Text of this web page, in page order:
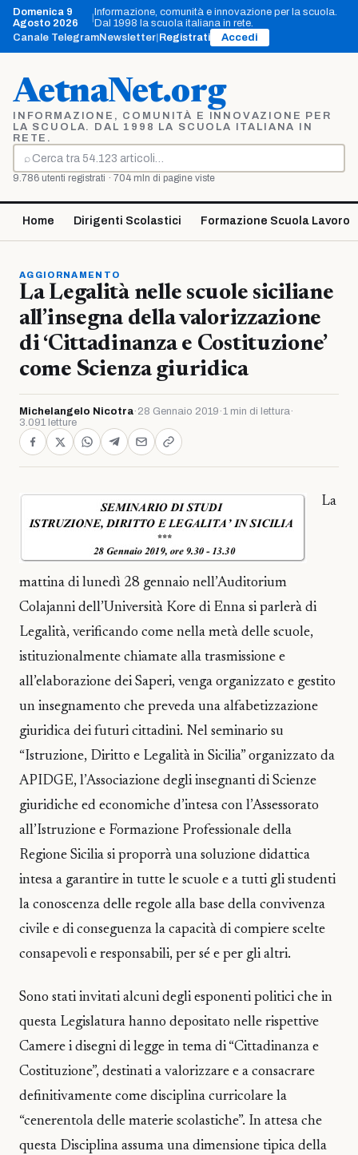
Vai
contenuto
Domenica 9
Agosto 2026
|Informazione, comunità e innovazione per la scuola.
Dal 1998 la scuola italiana in rete.
Canale TelegramNewsletter Registrati Accedi
AetnaNet.org
INFORMAZIONE, COMUNITÀ E INNOVAZIONE PER
LA SCUOLA. DAL 1998 LA SCUOLA ITALIANA IN
RETE.
⌕
Cerca
9.786 utenti registrati · 704 mln di pagine viste
Home Dirigenti Scolastici Formazione Scuola Lavoro
AGGIORNAMENTO
La Legalità nelle scuole siciliane
all’insegna della valorizzazione
di ‘Cittadinanza e Costituzione’
come Scienza giuridica
Michelangelo Nicotra· 28 Gennaio 2019 ·1 min di lettura·
3.091 letture
La
mattina di lunedì 28 gennaio nell’Auditorium
Colajanni dell’Università Kore di Enna si parlerà di
Legalità, verificando come nella metà delle scuole,
istituzionalmente chiamate alla trasmissione e
all’elaborazione dei Saperi, venga organizzato e gestito
un insegnamento che preveda una alfabetizzazione
giuridica dei futuri cittadini. Nel seminario su
“Istruzione, Diritto e Legalità in Sicilia” organizzato da
APIDGE, l’Associazione degli insegnanti di Scienze
giuridiche ed economiche d’intesa con l’Assessorato
all’Istruzione e Formazione Professionale della
Regione Sicilia si proporrà una soluzione didattica
intesa a garantire in tutte le scuole e a tutti gli studenti
la conoscenza delle regole alla base della convivenza
civile e di conseguenza la capacità di compiere scelte
consapevoli e responsabili, per sé e per gli altri.
Sono stati invitati alcuni degli esponenti politici che in
questa Legislatura hanno depositato nelle rispettive
Camere i disegni di legge in tema di “Cittadinanza e
Costituzione”, destinati a valorizzare e a consacrare
definitivamente come disciplina curricolare la
“cenerentola delle materie scolastiche”. In attesa che
questa Disciplina assuma una dimensione tipica della